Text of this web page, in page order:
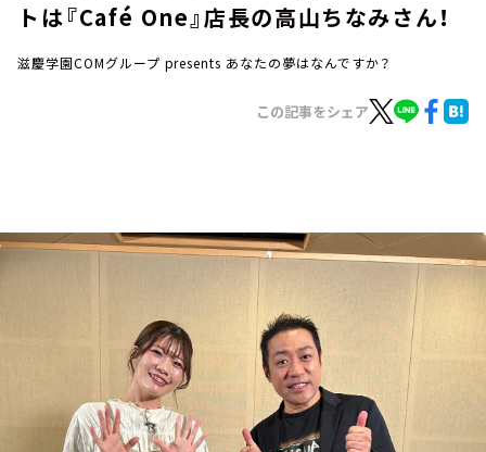
お知らせ
トは『Café One』店長の高山ちなみさん！
滋慶学園COMグループ presents あなたの夢はなんですか？
この記事をシェア